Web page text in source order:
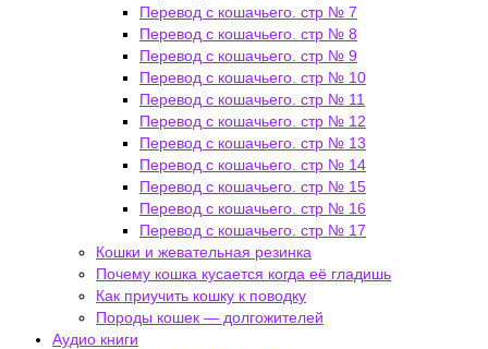
Перевод с кошачьего. стр № 7
Перевод с кошачьего. стр № 8
Перевод с кошачьего. стр № 9
Перевод с кошачьего. стр № 10
Перевод с кошачьего. стр № 11
Перевод с кошачьего. стр № 12
Перевод с кошачьего. стр № 13
Перевод с кошачьего. стр № 14
Перевод с кошачьего. стр № 15
Перевод с кошачьего. стр № 16
Перевод с кошачьего. стр № 17
Кошки и жевательная резинка
Почему кошка кусается когда её гладишь
Как приучить кошку к поводку
Породы кошек — долгожителей
Аудио книги